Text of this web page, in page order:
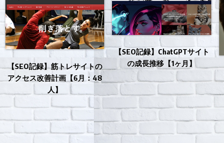
【SEO記録】筋トレサイトの
アクセス改善計画【6月：48
人】
【SEO記録】ChatGPTサイト
の成長推移【1ヶ月】